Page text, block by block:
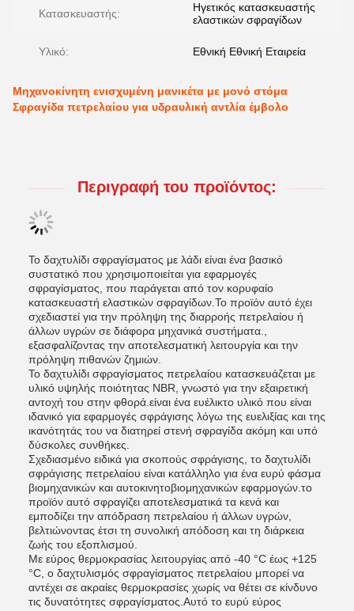
Κατασκευαστής:
Ηγετικός κατασκευαστής
ελαστικών σφραγίδων
Υλικό: Εθνική Εθνική Εταιρεία
Μηχανοκίνητη ενισχυμένη μανικέτα με μονό στόμα
Σφραγίδα πετρελαίου για υδραυλική αντλία έμβολο
Περιγραφή του προϊόντος:
Το δαχτυλίδι σφραγίσματος με λάδι είναι ένα βασικό
συστατικό που χρησιμοποιείται για εφαρμογές
σφραγίσματος, που παράγεται από τον κορυφαίο
κατασκευαστή ελαστικών σφραγίδων.Το προϊόν αυτό έχει
σχεδιαστεί για την πρόληψη της διαρροής πετρελαίου ή
άλλων υγρών σε διάφορα μηχανικά συστήματα.,
εξασφαλίζοντας την αποτελεσματική λειτουργία και την
πρόληψη πιθανών ζημιών.
Το δαχτυλίδι σφραγίσματος πετρελαίου κατασκευάζεται με
υλικό υψηλής ποιότητας NBR, γνωστό για την εξαιρετική
αντοχή του στην φθορά.είναι ένα ευέλικτο υλικό που είναι
ιδανικό για εφαρμογές σφράγισης λόγω της ευελιξίας και της
ικανότητάς του να διατηρεί στενή σφραγίδα ακόμη και υπό
δύσκολες συνθήκες.
Σχεδιασμένο ειδικά για σκοπούς σφράγισης, το δαχτυλίδι
σφράγισης πετρελαίου είναι κατάλληλο για ένα ευρύ φάσμα
βιομηχανικών και αυτοκινητοβιομηχανικών εφαρμογών.το
προϊόν αυτό σφραγίζει αποτελεσματικά τα κενά και
εμποδίζει την απόδραση πετρελαίου ή άλλων υγρών,
βελτιώνοντας έτσι τη συνολική απόδοση και τη διάρκεια
ζωής του εξοπλισμού.
Με εύρος θερμοκρασίας λειτουργίας από -40 °C έως +125
°C, ο δαχτυλισμός σφραγίσματος πετρελαίου μπορεί να
αντέχει σε ακραίες θερμοκρασίες χωρίς να θέτει σε κίνδυνο
τις δυνατότητες σφραγίσματος.Αυτό το ευρύ εύρος